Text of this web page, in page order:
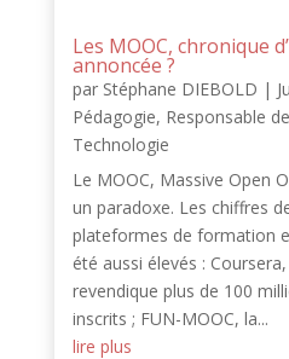
Les MOOC, chronique
annoncée ?
par Stéphane DIEBOLD |
Pédagogie, Responsable
Technologie
Le MOOC, Massive Open
un paradoxe. Les chiffres
plateformes de formation
été aussi élevés :
revendique plus de 100
inscrits ; FUN-MOOC, la...
lire plus